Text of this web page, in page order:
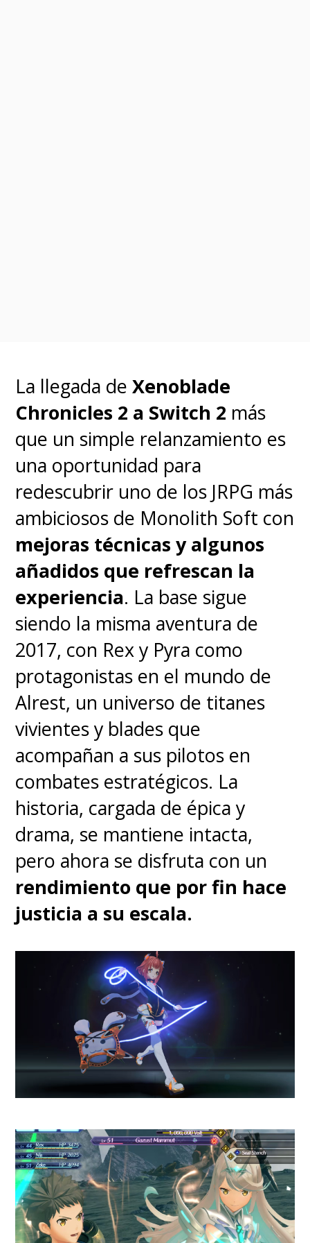
Pero claramente esto va más
allá de sensores y así el Watch
GT 6 Pro es, probablemente, el
reloj más avanzado que ha
salido de un fabricante de
smartphones durante el último
tiempo. No solo por sus
prestaciones médicas, sino que
también por su enfoque
deportivo queincluye más de
100 modos de entrenamiento
potencia virtual en ciclismo (sin
necesidad de medidor externo),
mapas vectoriales para golf con
zoom infinito, y un modo trail
que analiza altitud, pendiente y
rendimiento en tiempo real. Y
como si fuera poco,incorpora
detección de caídas con
sensor IMU de largo alcance,
capaz de enviar alertas SOS
con ubicación tras cinco
La llegada deXenoblade
Chronicles 2 a Switch 2 más
que un simple relanzamiento es
una oportunidad para
redescubrir uno de los JRPG más
ambiciosos de Monolith Soft con
mejoras técnicas y algunos
añadidos que refrescan la
experiencia. La base sigue
siendo la misma aventura de
2017, con Rex y Pyra como
protagonistas en el mundo de
Alrest, un universo de titanes
vivientes y blades que
acompañan a sus pilotos en
combates estratégicos. La
historia, cargada de épica y
drama, se mantiene intacta,
pero ahora se disfruta con un
rendimiento que por fin hace
justicia a su escala.